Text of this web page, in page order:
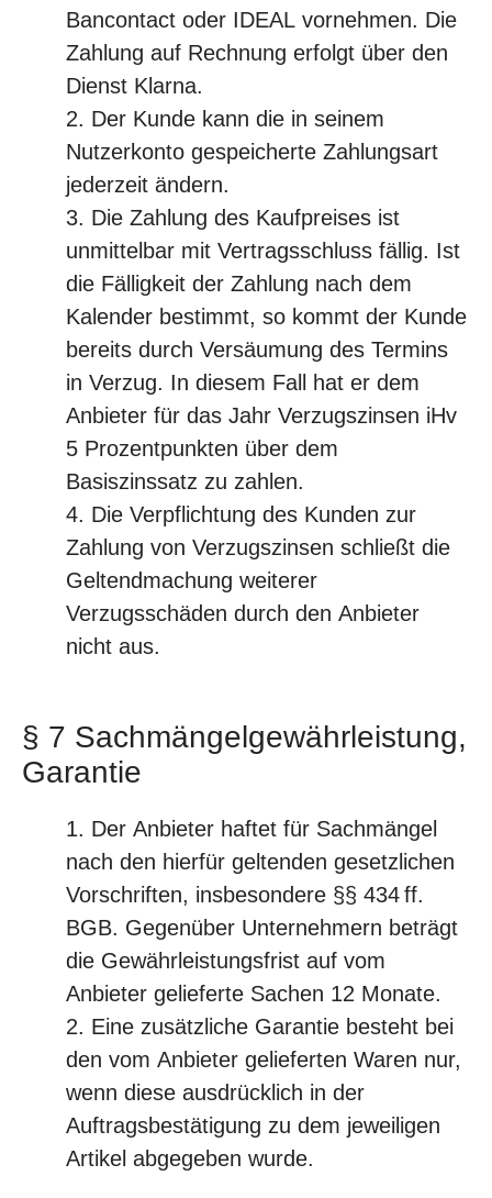
Bancontact oder IDEAL vornehmen. Die
Zahlung auf Rechnung erfolgt über den
Dienst Klarna.
Der Kunde kann die in seinem
Nutzerkonto gespeicherte Zahlungsart
jederzeit ändern.
Die Zahlung des Kaufpreises ist
unmittelbar mit Vertragsschluss fällig. Ist
die Fälligkeit der Zahlung nach dem
Kalender bestimmt, so kommt der Kunde
bereits durch Versäumung des Termins
in Verzug. In diesem Fall hat er dem
Anbieter für das Jahr Verzugszinsen iHv
5 Prozentpunkten über dem
Basiszinssatz zu zahlen.
Die Verpflichtung des Kunden zur
Zahlung von Verzugszinsen schließt die
Geltendmachung weiterer
Verzugsschäden durch den Anbieter
nicht aus.
§ 7 Sachmängelgewährleistung,
Garantie
Der Anbieter haftet für Sachmängel
nach den hierfür geltenden gesetzlichen
Vorschriften, insbesondere §§ 434 ff.
BGB. Gegenüber Unternehmern beträgt
die Gewährleistungsfrist auf vom
Anbieter gelieferte Sachen 12 Monate.
Eine zusätzliche Garantie besteht bei
den vom Anbieter gelieferten Waren nur,
wenn diese ausdrücklich in der
Auftragsbestätigung zu dem jeweiligen
Artikel abgegeben wurde.